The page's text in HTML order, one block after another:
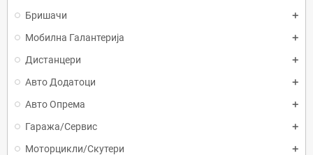
Бришачи
Мобилна Галантерија
Дистанцери
Авто Додатоци
Авто Опрема
Гаража/Сервис
Моторцикли/Скутери